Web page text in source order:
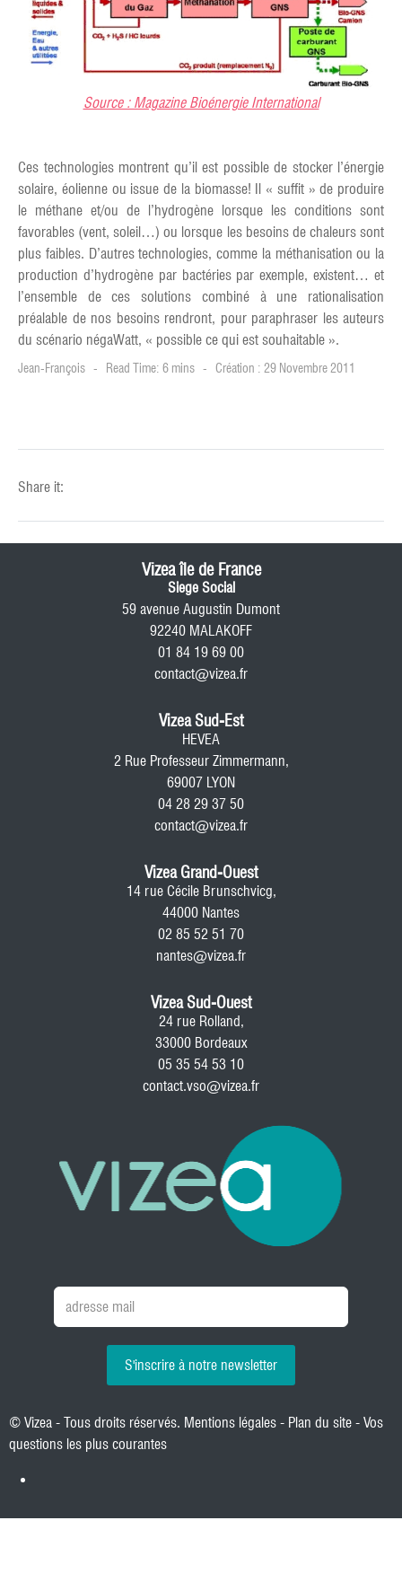
Source : Magazine Bioénergie International
Ces technologies montrent qu’il est possible de stocker l’énergie
solaire, éolienne ou issue de la biomasse! Il « suffit » de produire
le méthane et/ou de l’hydrogène lorsque les conditions sont
favorables (vent, soleil…) ou lorsque les besoins de chaleurs sont
plus faibles. D’autres technologies, comme la méthanisation ou la
production d’hydrogène par bactéries par exemple, existent… et
l’ensemble de ces solutions combiné à une rationalisation
préalable de nos besoins rendront, pour paraphraser les auteurs
du scénario négaWatt, « possible ce qui est souhaitable ».
Jean-François Read Time: 6 mins Création : 29 Novembre 2011
Share it:
Vizea île de France
Siege Social
59 avenue Augustin Dumont
92240 MALAKOFF
01 84 19 69 00
contact@vizea.fr
Vizea Sud-Est
HEVEA
2 Rue Professeur Zimmermann,
69007 LYON
04 28 29 37 50
contact@vizea.fr
Vizea Grand-Ouest
14 rue Cécile Brunschvicg,
44000 Nantes
02 85 52 51 70
nantes@vizea.fr
Vizea Sud-Ouest
24 rue Rolland,
33000 Bordeaux
05 35 54 53 10
contact.vso@vizea.fr
S'inscrire à notre newsletter
© Vizea - Tous droits réservés. Mentions légales - Plan du site - Vos
questions les plus courantes